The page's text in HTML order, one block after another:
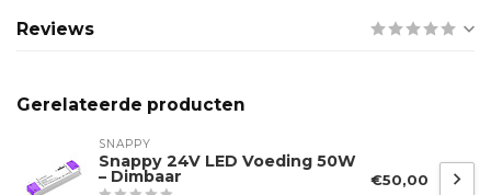
Reviews
Gerelateerde producten
SNAPPY
Snappy 24V LED Voeding 50W
– Dimbaar €50,00